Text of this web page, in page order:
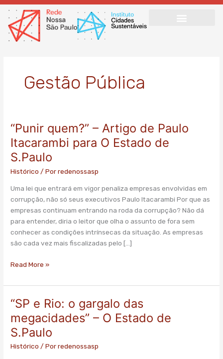
Ir
para
conteúdo
Gestão Pública
“Punir quem?” – Artigo de Paulo
Itacarambi para O Estado de
S.Paulo
Histórico / Porredenossasp
Uma lei que entrará em vigor penaliza empresas envolvidas em
corrupção, não só seus executivos Paulo Itacarambi Por que as
empresas continuam entrando na roda da corrupção? Não dá
para entender, diria o leitor que olha o assunto de fora sem
conhecer as condições intrínsecas da situação. As empresas
são cada vez mais fiscalizadas pelo […]
“Punir
quem?”
–
Artigo
de
Itacarambi
para
O
Estado
de
S.Paulo
Read More »
“SP e Rio: o gargalo das
megacidades” – O Estado de
S.Paulo
Histórico / Porredenossasp
“SP
Rio:
o
gargalo